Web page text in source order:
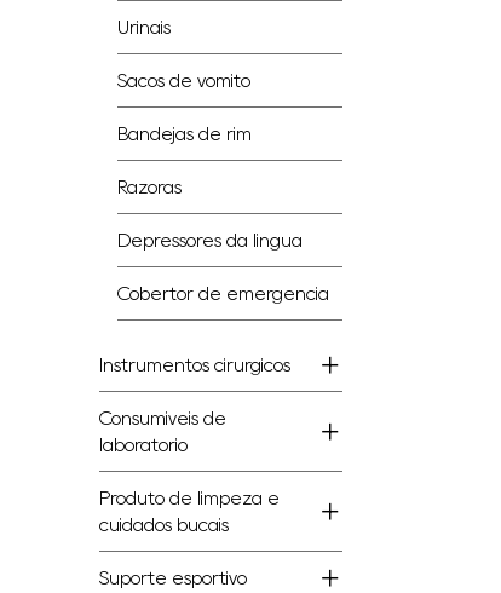
Urinais
Sacos de vômito
Bandejas de rim
Razoras
Depressores da língua
Cobertor de emergência
Instrumentos cirúrgicos
Consumíveis de
laboratório
Produto de limpeza e
cuidados bucais
Suporte esportivo